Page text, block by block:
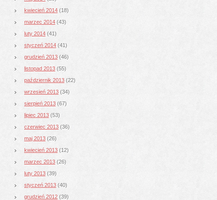
kwiecień 2014 (18)
marzec 2014 (43)
luty 2014 (41)
styczeń 2014 (41)
grudzień 2013 (46)
listopad 2013 (55)
październik 2013 (22)
wrzesień 2013 (34)
sierpień 2013 (67)
lipiec 2013 (53)
czerwiec 2013 (36)
maj 2013 (26)
kwiecień 2013 (12)
marzec 2013 (26)
luty 2013 (39)
styczeń 2013 (40)
grudzień 2012 (39)